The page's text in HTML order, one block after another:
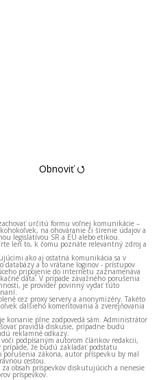
Obnoviť ⭯
určitú formu voľnej komunikácie –
na ohováranie či šírenie údajov a
legislatívou SR a EÚ alebo etikou.
len to, k čomu poznáte relevantný zdroj a
ako aj ostatná komunikácia sa v
databázy a to vrátane loginov - prístupov
pripojenie do internetu zaznamenáva
dáta. V prípade závažného porušenia
je provider povinný vydať túto
cez proxy servery a anonymizéry. Takéto
ďalšieho komentovania a zverejňovania
konanie plne zodpovedá sám. Administrátor
pravidlá diskusie, prípadne budú
reklamné odkazy.
podpísaným autorom článkov redakcii,
prípade, že budú zakladať podstatu
zákona, autor príspevku by mal
cestou.
obsah príspevkov diskutujúcich a nenesie
príspevkov.